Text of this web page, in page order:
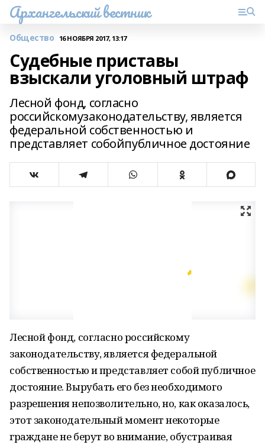
Архангельский вестник
Общество 16 НОЯБРЯ 2017, 13:17
Судебные приставы
взыскали уголовный штраф
Лесной фонд, согласно
российскомузаконодательству, является
федеральной собственностью и
представляет собойпубличное достояние
Лесной фонд, согласно российскому
законодательству, является федеральной
собственностью и представляет собой публичное
достояние. Вырубать его без необходимого
разрешения непозволительно, но, как оказалось,
этот законодательный момент некоторые
граждане не берут во внимание, обустраивая